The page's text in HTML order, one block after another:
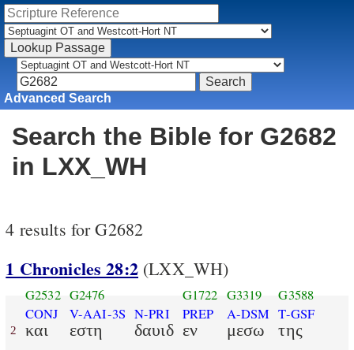
Advanced Search
Search the Bible for G2682
in LXX_WH
4 results for G2682
1 Chronicles 28:2(LXX_WH)
2
G2532
CONJ
και
G2476
V-AAI-3S
εστη
N-PRI
δαυιδ
G1722
PREP
εν
G3319
A-DSM
μεσω
G3588
T-GSF
της